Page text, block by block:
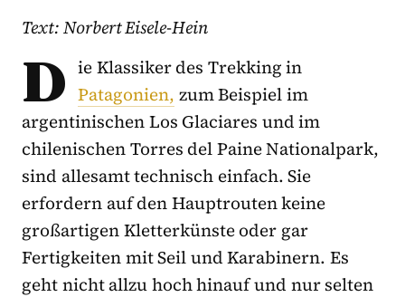
Text: Norbert Eisele-Hein
D ie Klassiker des Trekking in
Patagonien, zum Beispiel im
argentinischen Los Glaciares und im
chilenischen Torres del Paine Nationalpark,
sind allesamt technisch einfach. Sie
erfordern auf den Hauptrouten keine
großartigen Kletterkünste oder gar
Fertigkeiten mit Seil und Karabinern. Es
geht nicht allzu hoch hinauf und nur selten